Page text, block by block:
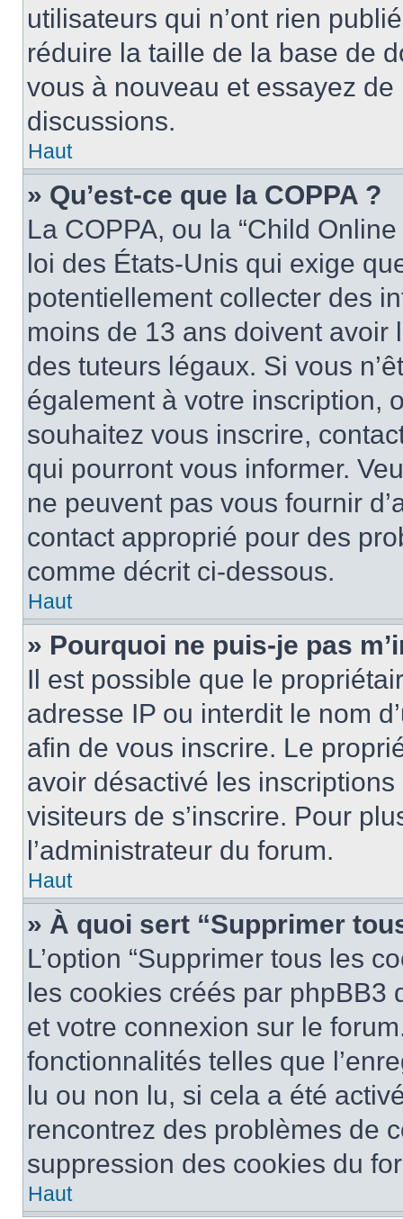
utilisateurs qui n’ont rien
réduire la taille de la base de
vous à nouveau et essayez
discussions.
Haut
» Qu’est-ce que la COPPA ?
La COPPA, ou la “Child
loi des États-Unis qui exige
potentiellement collecter des
moins de 13 ans doivent
des tuteurs légaux. Si vous
également à votre inscription,
souhaitez vous inscrire,
qui pourront vous informer.
ne peuvent pas vous fournir
contact approprié pour des
comme décrit ci-dessous.
Haut
» Pourquoi ne puis-je pas
Il est possible que le
adresse IP ou interdit le nom
afin de vous inscrire. Le
avoir désactivé les
visiteurs de s’inscrire. Pour
l’administrateur du forum.
Haut
» À quoi sert “Supprimer
L’option “Supprimer tous les
les cookies créés par phpBB3
et votre connexion sur le
fonctionnalités telles que
lu ou non lu, si cela a été
rencontrez des problèmes de
suppression des cookies du
Haut